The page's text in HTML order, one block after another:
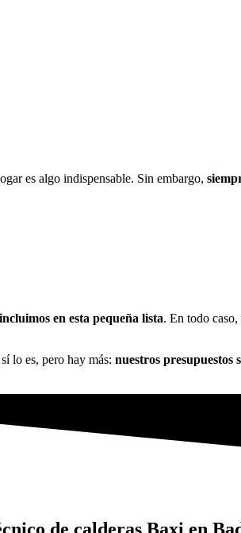
es algo indispensable. Sin embargo,
en esta pequeña lista. En todo caso,
lo es, pero hay más: nuestros presupuestos